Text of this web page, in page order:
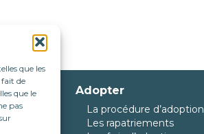
que les
de
que le
pas
? Adopter
La procédure d’adoption
Les rapatriements